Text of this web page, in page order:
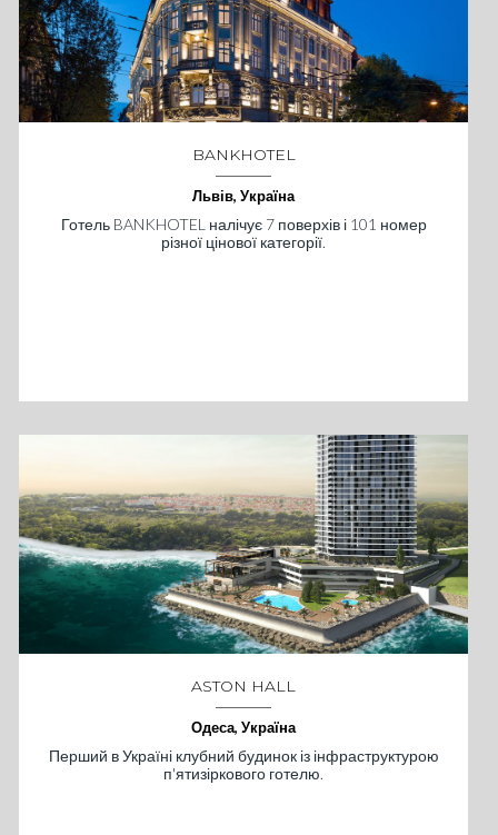
BANKHOTEL
Львів, Україна
Готель BANKHOTEL налічує 7 поверхів і 101 номер
різної цінової категорії.
ASTON HALL
Одеса, Україна
Перший в Україні клубний будинок із інфраструктурою
п'ятизіркового готелю.